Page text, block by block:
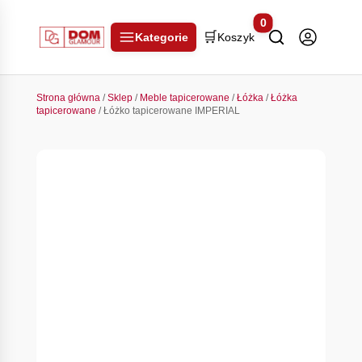
Kategorie 🛒 Koszyk
0
Strona główna/Sklep/ Meble tapicerowane /Łóżka/Łóżka
tapicerowane / Łóżko tapicerowane IMPERIAL